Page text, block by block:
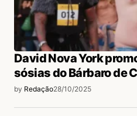
David Nova York
sósias do Bárbaro de
by Redação28/10/2025